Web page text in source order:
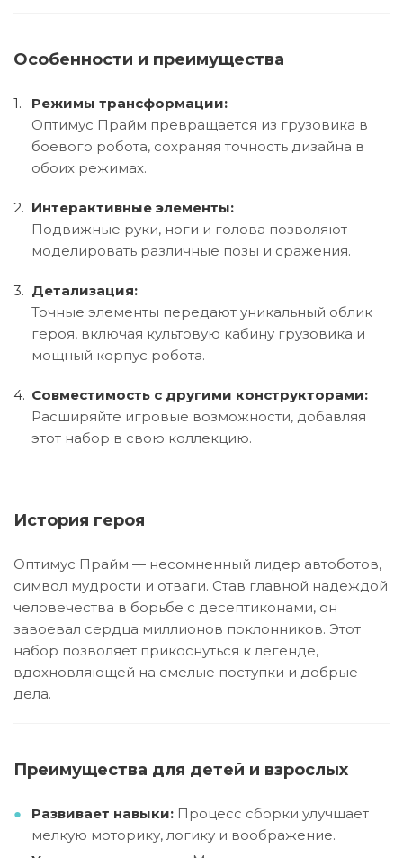
Особенности и преимущества
Режимы трансформации:
Оптимус Прайм превращается из грузовика в
боевого робота, сохраняя точность дизайна в
обоих режимах.
Интерактивные элементы:
Подвижные руки, ноги и голова позволяют
моделировать различные позы и сражения.
Детализация:
Точные элементы передают уникальный облик
героя, включая культовую кабину грузовика и
мощный корпус робота.
Совместимость с другими конструкторами:
Расширяйте игровые возможности, добавляя
этот набор в свою коллекцию.
История героя
Оптимус Прайм — несомненный лидер автоботов,
символ мудрости и отваги. Став главной надеждой
человечества в борьбе с десептиконами, он
завоевал сердца миллионов поклонников. Этот
набор позволяет прикоснуться к легенде,
вдохновляющей на смелые поступки и добрые
дела.
Преимущества для детей и взрослых
Развивает навыки: Процесс сборки улучшает
мелкую моторику, логику и воображение.